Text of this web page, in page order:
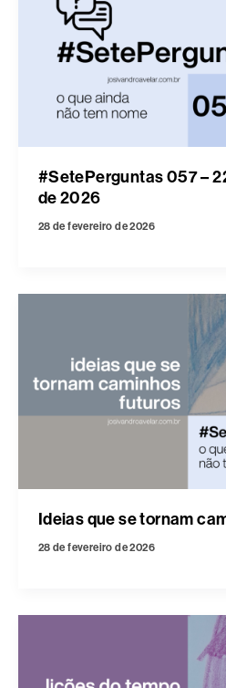
#SetePerguntas 057 –
de 2026
28 de fevereiro de 2026
Ideias que se tornam
28 de fevereiro de 2026